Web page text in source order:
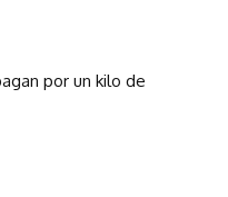
por un kilo de